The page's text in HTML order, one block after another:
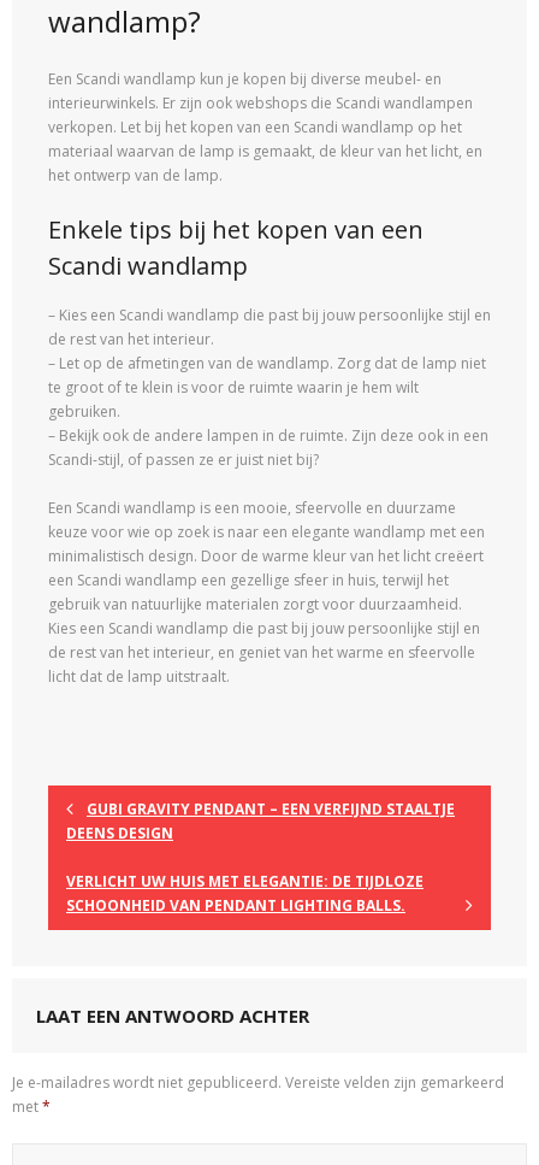
wandlamp?
Een Scandi wandlamp kun je kopen bij diverse meubel- en
interieurwinkels. Er zijn ook webshops die Scandi wandlampen
verkopen. Let bij het kopen van een Scandi wandlamp op het
materiaal waarvan de lamp is gemaakt, de kleur van het licht, en
het ontwerp van de lamp.
Enkele tips bij het kopen van een
Scandi wandlamp
– Kies een Scandi wandlamp die past bij jouw persoonlijke stijl en
de rest van het interieur.
– Let op de afmetingen van de wandlamp. Zorg dat de lamp niet
te groot of te klein is voor de ruimte waarin je hem wilt
gebruiken.
– Bekijk ook de andere lampen in de ruimte. Zijn deze ook in een
Scandi-stijl, of passen ze er juist niet bij?
Een Scandi wandlamp is een mooie, sfeervolle en duurzame
keuze voor wie op zoek is naar een elegante wandlamp met een
minimalistisch design. Door de warme kleur van het licht creëert
een Scandi wandlamp een gezellige sfeer in huis, terwijl het
gebruik van natuurlijke materialen zorgt voor duurzaamheid.
Kies een Scandi wandlamp die past bij jouw persoonlijke stijl en
de rest van het interieur, en geniet van het warme en sfeervolle
licht dat de lamp uitstraalt.
GUBI GRAVITY PENDANT – EEN VERFIJND STAALTJE
DEENS DESIGN
VERLICHT UW HUIS MET ELEGANTIE: DE TIJDLOZE
SCHOONHEID VAN PENDANT LIGHTING BALLS.
LAAT EEN ANTWOORD ACHTER
Je e-mailadres wordt niet gepubliceerd. Vereiste velden zijn gemarkeerd
met*